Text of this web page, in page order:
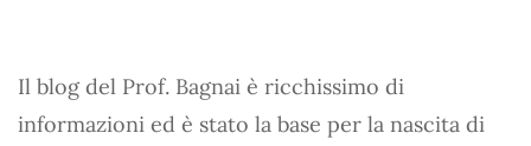
Il blog del Prof. Bagnai è ricchissimo di
informazioni ed è stato la base per la nascita di